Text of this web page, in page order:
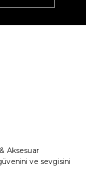
Aksesuar
ve sevgisini